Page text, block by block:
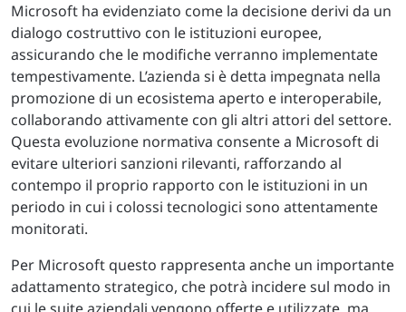
Microsoft ha evidenziato come la decisione derivi da un
dialogo costruttivo con le istituzioni europee,
assicurando che le modifiche verranno implementate
tempestivamente. L’azienda si è detta impegnata nella
promozione di un ecosistema aperto e interoperabile,
collaborando attivamente con gli altri attori del settore.
Questa evoluzione normativa consente a Microsoft di
evitare ulteriori sanzioni rilevanti, rafforzando al
contempo il proprio rapporto con le istituzioni in un
periodo in cui i colossi tecnologici sono attentamente
monitorati.
Per Microsoft questo rappresenta anche un importante
adattamento strategico, che potrà incidere sul modo in
cui le suite aziendali vengono offerte e utilizzate, ma